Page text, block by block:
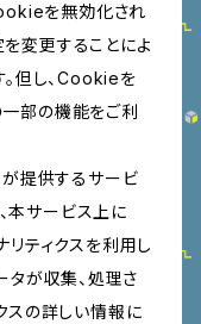
を無効化され
変更することによ
但し、Cookieを
一部の機能をご利
が提供するサービ
本サービス上に
ティクスを利用し
タが収集、処理さ
スの詳しい情報に